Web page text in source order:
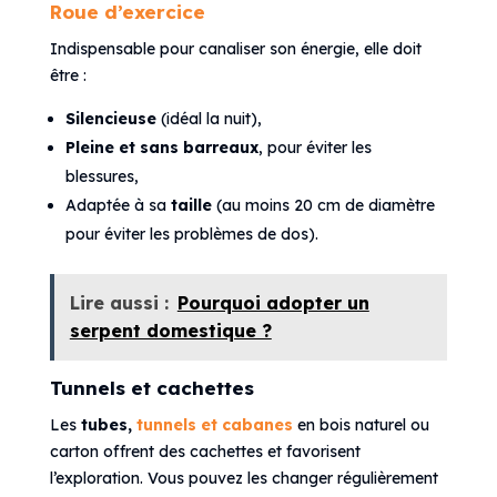
Roue d’exercice
Indispensable pour canaliser son énergie, elle doit
être :
Silencieuse(idéal la nuit),
Pleine et sans barreaux, pour éviter les
blessures,
Adaptée à sa taille(au moins 20 cm de diamètre
pour éviter les problèmes de dos).
Lire aussi : Pourquoi adopter un
serpent domestique ?
Tunnels et cachettes
Les tubes, tunnels et cabanes en bois naturel ou
carton offrent des cachettes et favorisent
l’exploration. Vous pouvez les changer régulièrement